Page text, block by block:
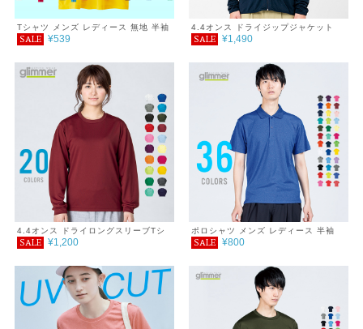
Tシャツ メンズ レディース 無地 半袖
3.5oz インターロックドライTシャツ
SALE ¥539
4.4オンス ドライジップジャケット
4L
SALE ¥1,490
4.4オンス ドライロングスリーブTシ
ャツ 3L～5L
SALE ¥1,200
ポロシャツ メンズ レディース 半袖
4.4オンス ドライポロシャツ
SALE ¥800